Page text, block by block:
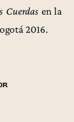
Cuerdas en la
2016.